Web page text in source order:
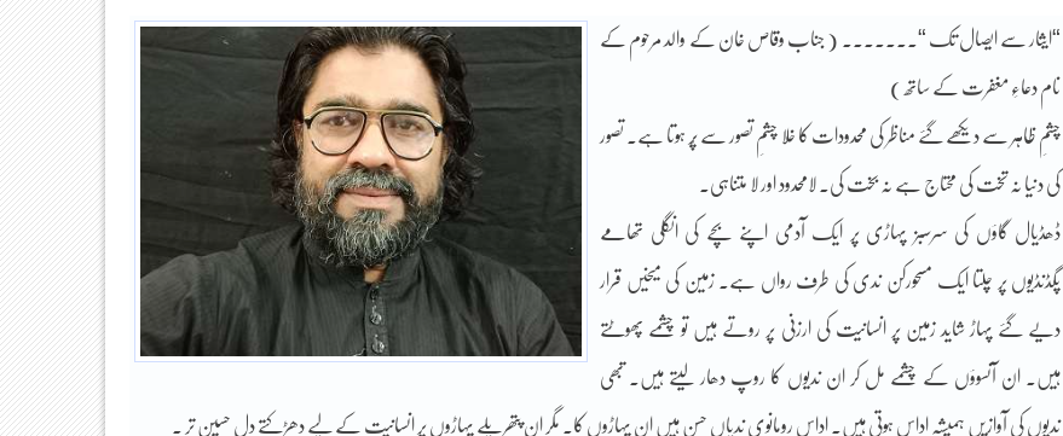
“ایثار سے ایصال تک “۔۔۔۔۔۔۔ ( جناب وقاص خان کے والد مرحوم کے
نام دعاءِ مغفرت کے ساتھ )
چشمِ ظاہر سے دیکھے گئے مناظر کی محدودات کا خلا چشمِ تصور سے پُر ہوتا ہے۔ تصور
کی دنیا نہ تخت کی محتاج ہے نہ بخت کی۔ لامحدود اور لا متناہی۔
ڈھڈیال گاؤں کی سرسبز پہاڑی پر ایک آدمی اپنے بچے کی انگلی تھامے
پگڈنڈیوں پر چلتا ایک مسحورکن ندی کی طرف رواں ہے۔ زمین کی میخیں قرار
دیے گئے پہاڑ شاید زمین پر انسانیت کی ارزنی پر روتے ہیں تو چشمے پھوٹتے
ہیں۔ ان آنسوؤں کے چشمے مل کر ان ندیوں کا روپ دھار لیتے ہیں۔ تبھی
ندیوں کی آوازیں ہمیشہ اداس ہوتی ہیں۔ اداس رومانوی ندیاں حسن ہیں ان پہاڑوں کا۔ مگر ان پتھریلے پہاڑوں پر انسانیت کے لیے دھڑکتے دل حسین تر ۔